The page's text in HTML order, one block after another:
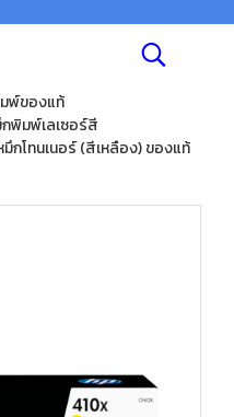
พ์ของแท้
พิมพ์เลเซอร์สี
กโทนเนอร์ (สีเหลือง) ของแท้